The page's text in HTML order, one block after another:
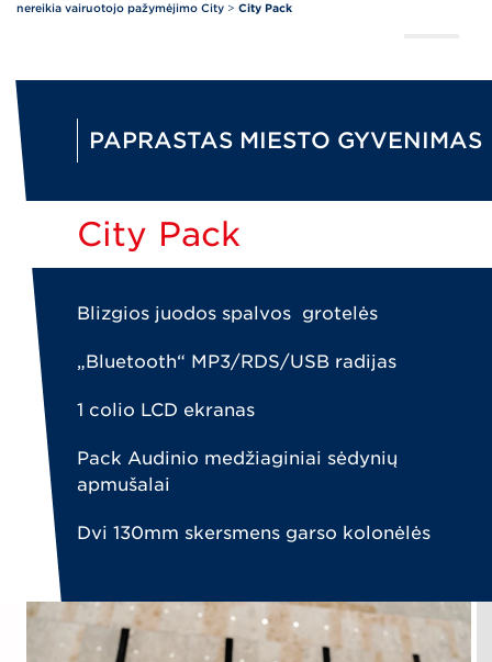
nereikia vairuotojo pažymėjimo City > City Pack
PAPRASTAS MIESTO GYVENIMAS
City Pack
Blizgios juodos spalvos grotelės
„Bluetooth“ MP3/RDS/USB radijas
1 colio LCD ekranas
Pack Audinio medžiaginiai sėdynių
apmušalai
Dvi 130mm skersmens garso kolonėlės